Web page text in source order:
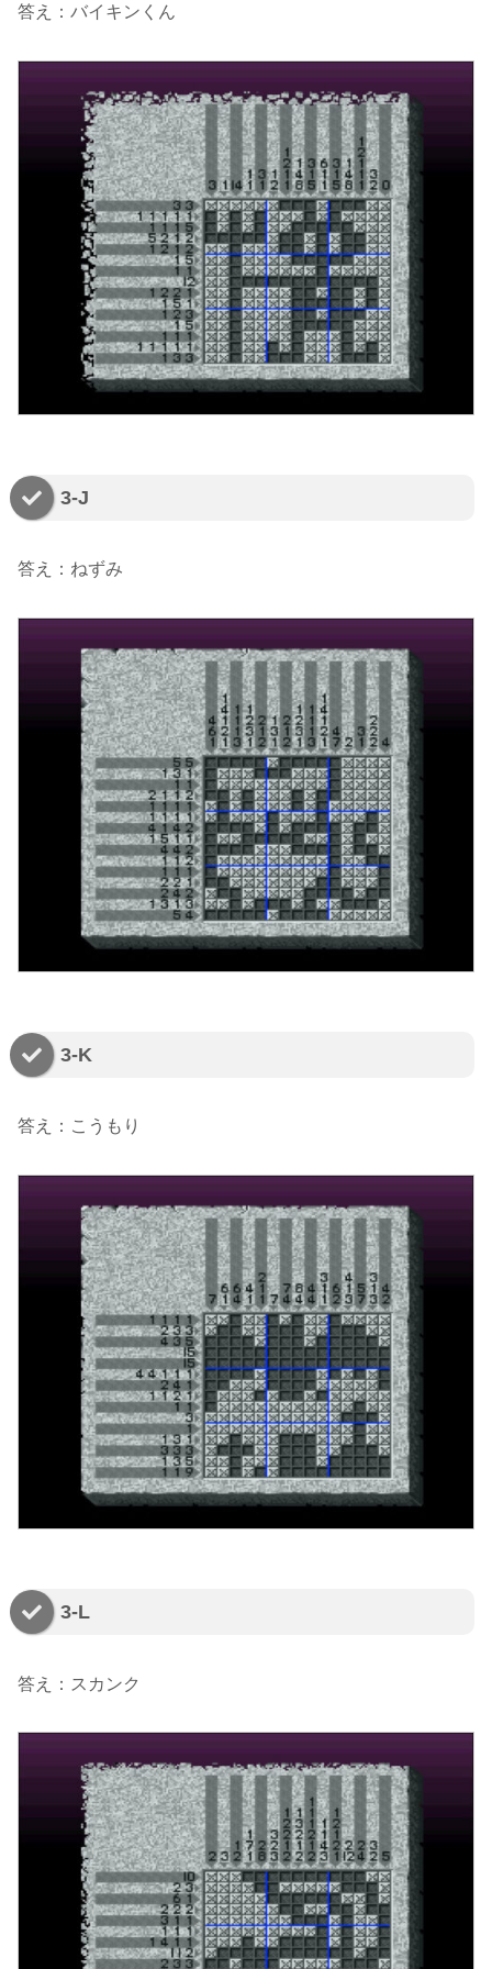
答え：バイキンくん
3-J
答え：ねずみ
3-K
答え：こうもり
3-L
答え：スカンク